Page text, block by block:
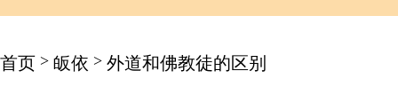
首页 > 皈依 > 外道和佛教徒的区别